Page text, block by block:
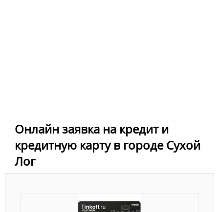
Онлайн заявка на кредит и
кредитную карту в городе Сухой
Лог